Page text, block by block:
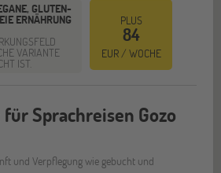
GLUTEN-
ERNÄHRUNG
VARIANTE
IST.
PLUS
84
EUR / WOCHE
Sprachreisen Gozo
und Verpflegung wie gebucht und